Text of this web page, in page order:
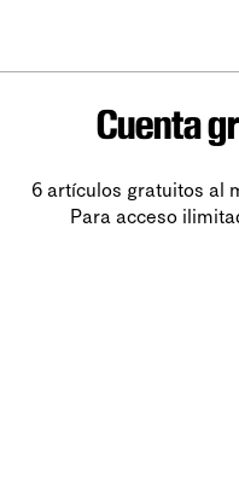
Cuenta
6 artículos gratuitos al
Para acceso